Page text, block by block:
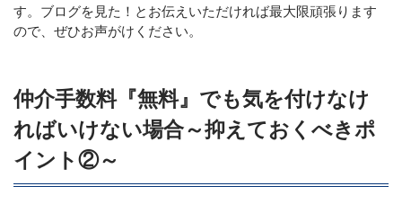
す。ブログを見た！とお伝えいただければ最大限頑張ります
ので、ぜひお声がけください。
仲介手数料『無料』でも気を付けなけ
ればいけない場合～抑えておくべきポ
イント②～